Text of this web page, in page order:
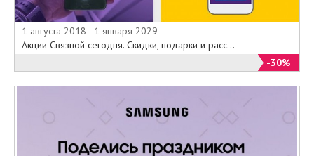
магазина «Евросети» могут
приобрести новинку в кредит без
переплаты, то есть по стоимости,
равной покупке за наличные
деньги.
Только в салонах «Евросети» на
специальные условия на покупку в
GALAXY S6 edge 64 Гб. В рамках
1 августа 2018 - 1 января 2029
Акции Связной сегодня. Скидки, подарки и расс...
-30%